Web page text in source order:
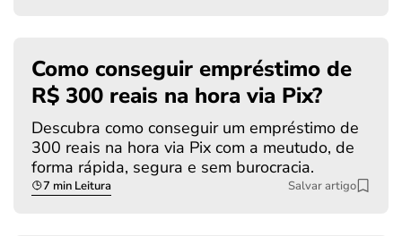
Como conseguir empréstimo de
R$ 300 reais na hora via Pix?
Descubra como conseguir um empréstimo de
300 reais na hora via Pix com a meutudo, de
forma rápida, segura e sem burocracia.
7 min Leitura Salvar artigo